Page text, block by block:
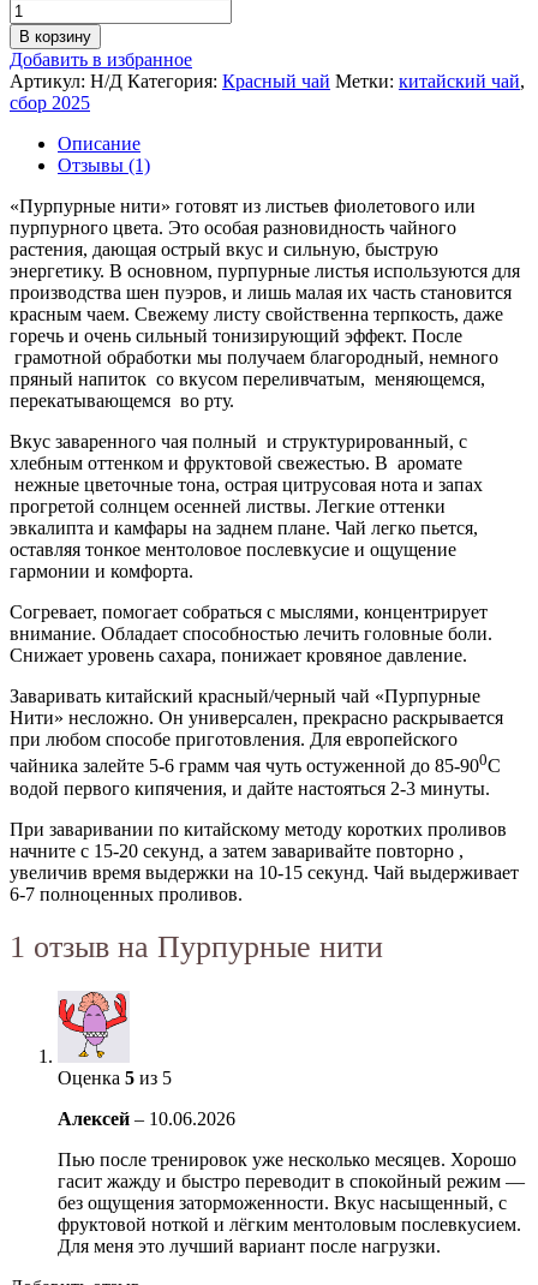
В корзину
Добавить в избранное
Артикул: Н/Д Категория: Красный чай Метки: китайский чай,
сбор 2025
Описание
Отзывы (1)
«Пурпурные нити» готовят из листьев фиолетового или
пурпурного цвета. Это особая разновидность чайного
растения, дающая острый вкус и сильную, быструю
энергетику. В основном, пурпурные листья используются для
производства шен пуэров, и лишь малая их часть становится
красным чаем. Свежему листу свойственна терпкость, даже
горечь и очень сильный тонизирующий эффект. После
грамотной обработки мы получаем благородный, немного
пряный напиток со вкусом переливчатым, меняющемся,
перекатывающемся во рту.
Вкус заваренного чая полный и структурированный, с
хлебным оттенком и фруктовой свежестью. В аромате
нежные цветочные тона, острая цитрусовая нота и запах
прогретой солнцем осенней листвы. Легкие оттенки
эвкалипта и камфары на заднем плане. Чай легко пьется,
оставляя тонкое ментоловое послевкусие и ощущение
гармонии и комфорта.
Cогревает, помогает собраться с мыслями, концентрирует
внимание. Обладает способностью лечить головные боли.
Снижает уровень сахара, понижает кровяное давление.
Заваривать китайский красный/черный чай «Пурпурные
Нити» несложно. Он универсален, прекрасно раскрывается
при любом способе приготовления. Для европейского
чайника залейте 5-6 грамм чая чуть остуженной до 85-900С
водой первого кипячения, и дайте настояться 2-3 минуты.
При заваривании по китайскому методу коротких проливов
начните с 15-20 секунд, а затем заваривайте повторно ,
увеличив время выдержки на 10-15 секунд. Чай выдерживает
6-7 полноценных проливов.
1 отзыв на Пурпурные нити
Оценка 5 из 5
Алексей – 10.06.2026
Пью после тренировок уже несколько месяцев. Хорошо
гасит жажду и быстро переводит в спокойный режим —
без ощущения заторможенности. Вкус насыщенный, с
фруктовой ноткой и лёгким ментоловым послевкусием.
Для меня это лучший вариант после нагрузки.